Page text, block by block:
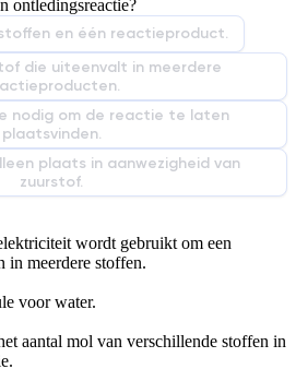
Iets anders
ontledingsreactie?
en één reactieproduct.
die uiteenvalt in meerdere
nodig om de reactie te laten
plaatsvinden.
plaats in aanwezigheid van
zuurstof.
wordt gebruikt om een
in meerdere stoffen.
voor water.
aantal mol van verschillende stoffen in